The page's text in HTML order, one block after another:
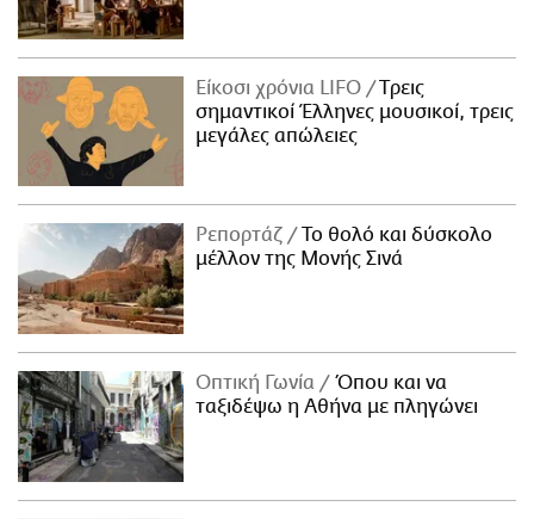
Είκοσι χρόνια LIFO
Tρεις
σημαντικοί Έλληνες μουσικοί, τρεις
μεγάλες απώλειες
Ρεπορτάζ
Το θολό και δύσκολο
μέλλον της Μονής Σινά
Οπτική Γωνία
Όπου και να
ταξιδέψω η Αθήνα με πληγώνει